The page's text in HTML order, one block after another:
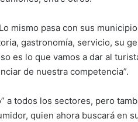
mismo pasa con sus
gastronomía, servicio, su
es lo que vamos a dar al
de nuestra competencia”.
a todos los sectores, pero
quien ahora buscará en